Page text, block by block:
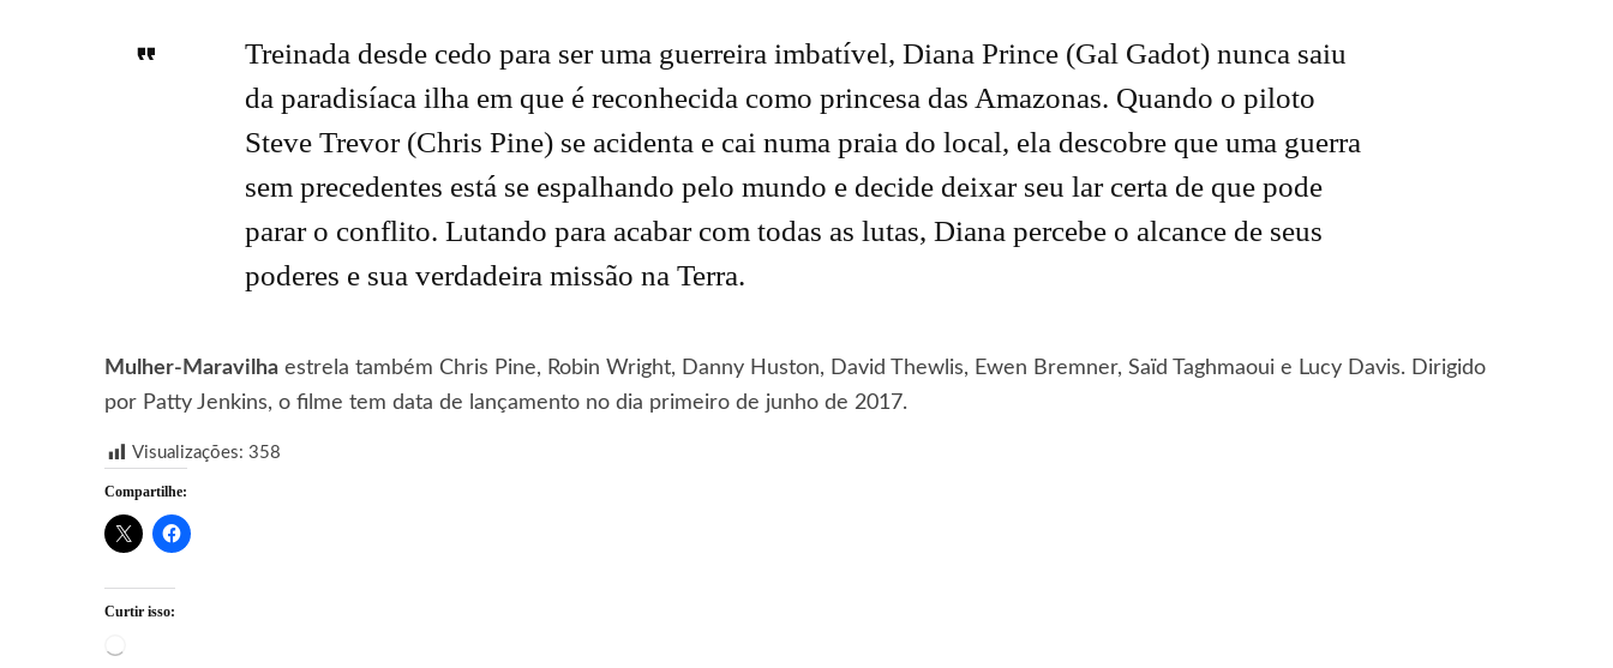
Treinada desde cedo para ser uma guerreira imbatível, Diana Prince (Gal Gadot) nunca saiu
da paradisíaca ilha em que é reconhecida como princesa das Amazonas. Quando o piloto
Steve Trevor (Chris Pine) se acidenta e cai numa praia do local, ela descobre que uma guerra
sem precedentes está se espalhando pelo mundo e decide deixar seu lar certa de que pode
parar o conflito. Lutando para acabar com todas as lutas, Diana percebe o alcance de seus
poderes e sua verdadeira missão na Terra.
M ulher-Maravilha estrela também Chris Pine, Robin Wright, Danny Huston, David Thewlis, Ewen Bremner, Saïd Taghmaoui e Lucy Davis. Dirigido
por Patty Jenkins, o filme tem data de lançamento no dia primeiro de junho de 2017.
Visualizações: 358
Compartilhe:
Curtir isso: